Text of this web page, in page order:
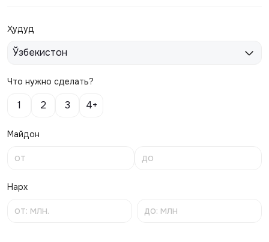
Ҳудуд
Ўзбекистон
Что нужно сделать?
1 2 3 4+
Майдон
Нарх